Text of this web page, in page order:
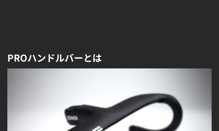
PROハンドルバーとは